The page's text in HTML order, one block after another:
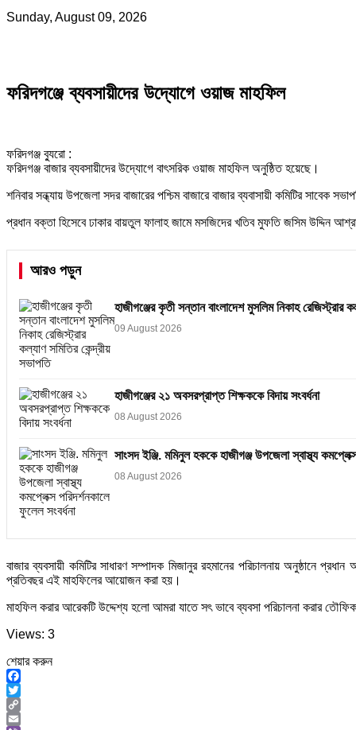
Sunday, August 09, 2026
ফরিদগঞ্জে ব্যবসায়ীদের উদ্যোগে ওয়াজ মাহফিল
ফরিদগঞ্জ ব্যুরো :
ফরিদগঞ্জ বাজার ব্যবসায়ীদের উদ্যোগে বাৎসরিক ওয়াজ মাহফিল অনুষ্ঠিত হয়েছে।
শনিবার সন্ধ্যায় উপজেলা সদর বাজারের পশ্চিম বাজারে বাজার ব্যবাসায়ী কমিটির
প্রধান বক্তা হিসেবে ঢাকার বায়তুল ফালাহ জামে মসজিদের খতিব মুফতি জসিম উদ্দিন
আরও পড়ুন
হাজীগঞ্জের কৃতী সন্তান বাংলাদেশ মুসলিম নিকাহ রেজিস্ট্রার
09 August 2026
হাজীগঞ্জের ২১ অবসরপ্রাপ্ত শিক্ষককে বিদায় সংবর্ধনা
08 August 2026
সাংসদ ইঞ্জি. মমিনুল হককে হাজীগঞ্জ উপজেলা স্বাস্থ্য
08 August 2026
বাজার ব্যবসায়ী কমিটির সাধারণ সম্পাদক মিজানুর রহমানের পরিচালনায় অনুষ্ঠানে
প্রতিবছর এই মাহফিলের আয়োজন করা হয়।
মাহফিল করার আরেকটি উদ্দেশ্য হলো আমরা যাতে সৎ ভাবে ব্যবসা পরিচালনা করার
Views: 3
শেয়ার করুন
Facebook
Twitter
Copy